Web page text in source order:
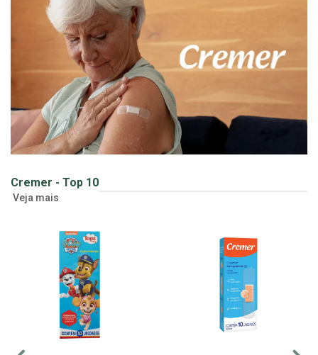
Cremer - Top 10
Veja mais